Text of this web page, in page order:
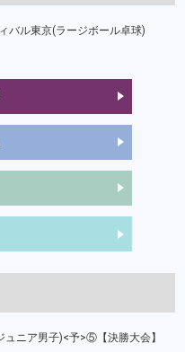
バル東京(ラージボール卓球)
ニア男子)<予>⑤【決勝大会】